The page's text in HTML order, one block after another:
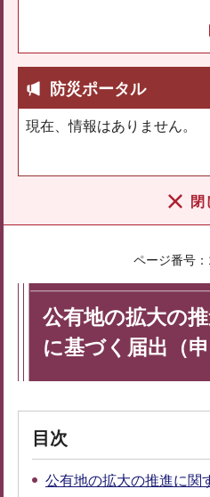
防災ポータル
現在、情報はありません。
閉
ページ番号
公有地の拡大の
に基づく届出（申
目次
公有地の拡大の推進に関